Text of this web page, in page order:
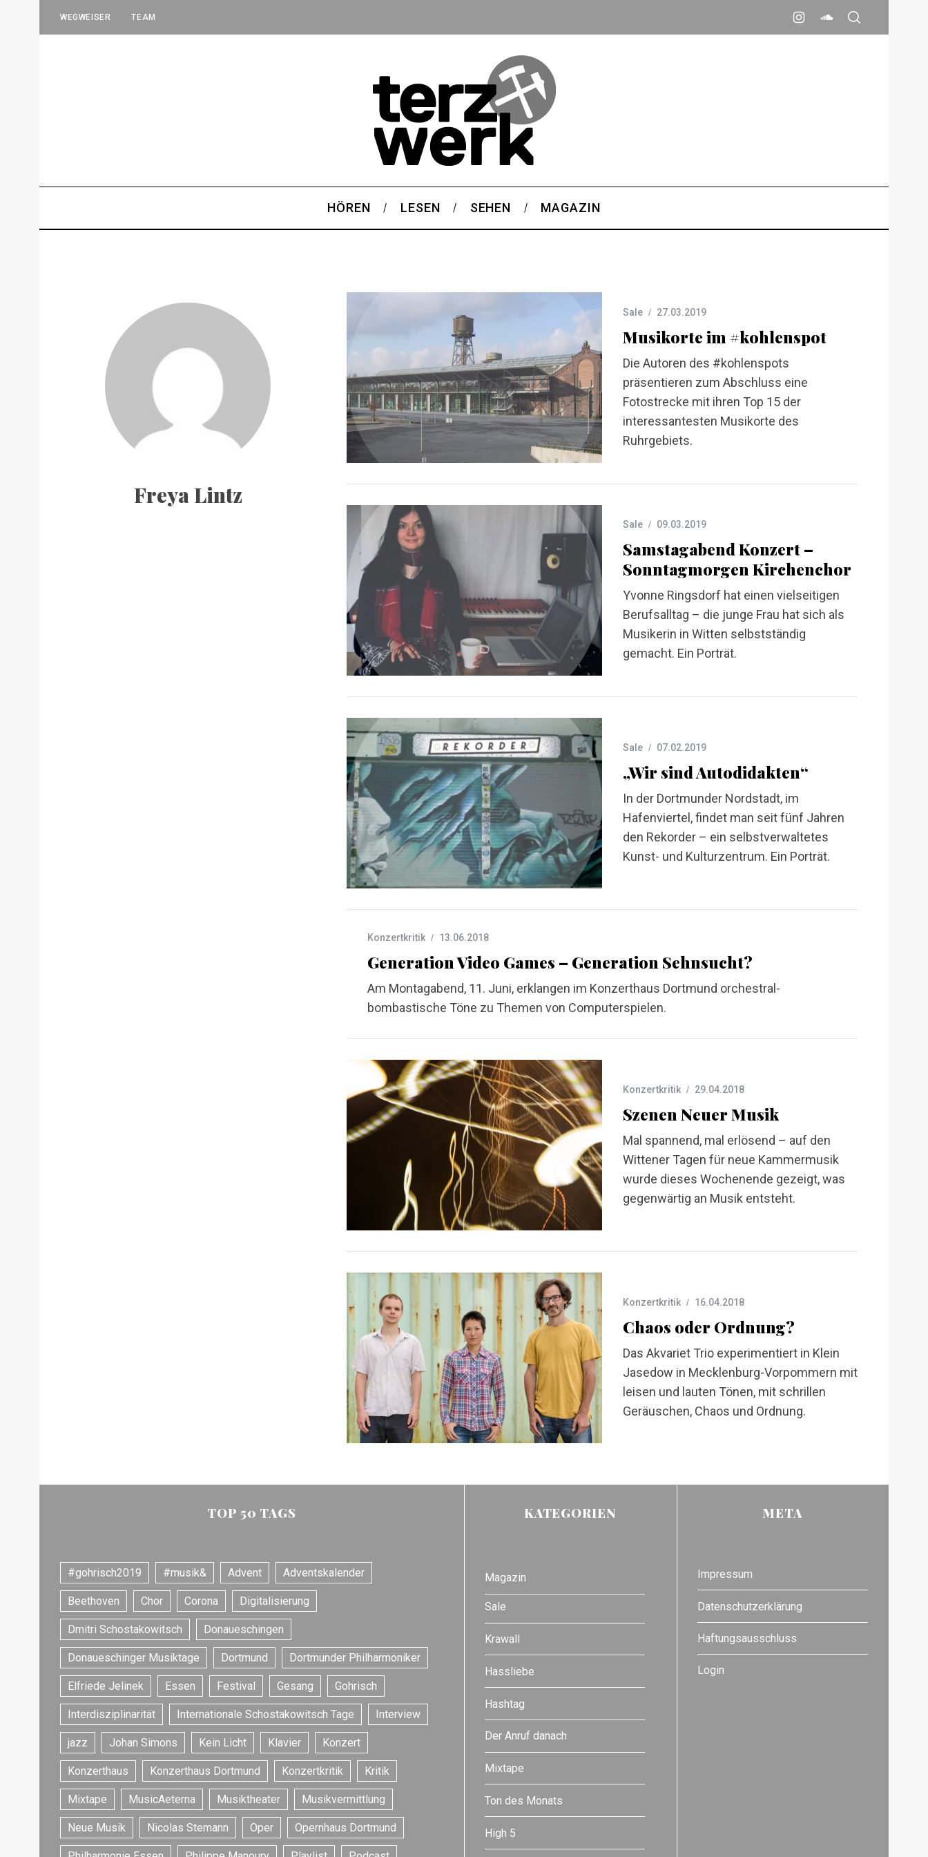
WEGWEISER TEAM
HÖREN LESEN SEHEN MAGAZIN
Freya Lintz
Sale 27.03.2019
Musikorte im #kohlenspot
Die Autoren des #kohlenspots
präsentieren zum Abschluss eine
Fotostrecke mit ihren Top 15 der
interessantesten Musikorte des
Ruhrgebiets.
Sale 09.03.2019
Samstagabend Konzert –
Sonntagmorgen Kirchenchor
Yvonne Ringsdorf hat einen vielseitigen
Berufsalltag – die junge Frau hat sich als
Musikerin in Witten selbstständig
gemacht. Ein Porträt.
Sale 07.02.2019
„Wir sind Autodidakten“
In der Dortmunder Nordstadt, im
Hafenviertel, findet man seit fünf Jahren
den Rekorder – ein selbstverwaltetes
Kunst- und Kulturzentrum. Ein Porträt.
Konzertkritik 13.06.2018
Generation Video Games – Generation Sehnsucht?
Am Montagabend, 11. Juni, erklangen im Konzerthaus Dortmund orchestral-
bombastische Töne zu Themen von Computerspielen.
Konzertkritik 29.04.2018
Szenen Neuer Musik
Mal spannend, mal erlösend – auf den
Wittener Tagen für neue Kammermusik
wurde dieses Wochenende gezeigt, was
gegenwärtig an Musik entsteht.
Konzertkritik 16.04.2018
Chaos oder Ordnung?
Das Akvariet Trio experimentiert in Klein
Jasedow in Mecklenburg-Vorpommern mit
leisen und lauten Tönen, mit schrillen
Geräuschen, Chaos und Ordnung.
TOP 50 TAGS
#gohrisch2019 #musik& Advent Adventskalender
Beethoven Chor Corona Digitalisierung
Dmitri Schostakowitsch Donaueschingen
Donaueschinger Musiktage Dortmund Dortmunder Philharmoniker
Elfriede Jelinek Essen Festival Gesang Gohrisch
Interdisziplinarität Internationale Schostakowitsch Tage Interview
jazz Johan Simons Kein Licht Klavier Konzert
Konzerthaus Konzerthaus Dortmund Konzertkritik Kritik
Mixtape MusicAeterna Musiktheater Musikvermittlung
Neue Musik Nicolas Stemann Oper Opernhaus Dortmund
KATEGORIEN
Magazin
Sale
Krawall
Hassliebe
Hashtag
Der Anruf danach
Mixtape
Ton des Monats
High 5
META
Impressum
Datenschutzerklärung
Haftungsausschluss
Login